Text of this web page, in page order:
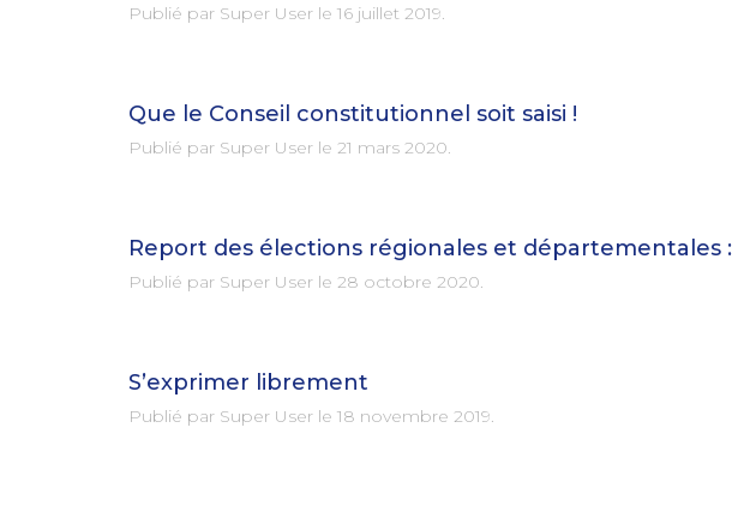
Publié par Super User le 16 juillet 2019.
Que le Conseil constitutionnel soit saisi !
Publié par Super User le 21 mars 2020.
Report des élections régionales et
Publié par Super User le 28 octobre 2020.
S’exprimer librement
Publié par Super User le 18 novembre 2019.